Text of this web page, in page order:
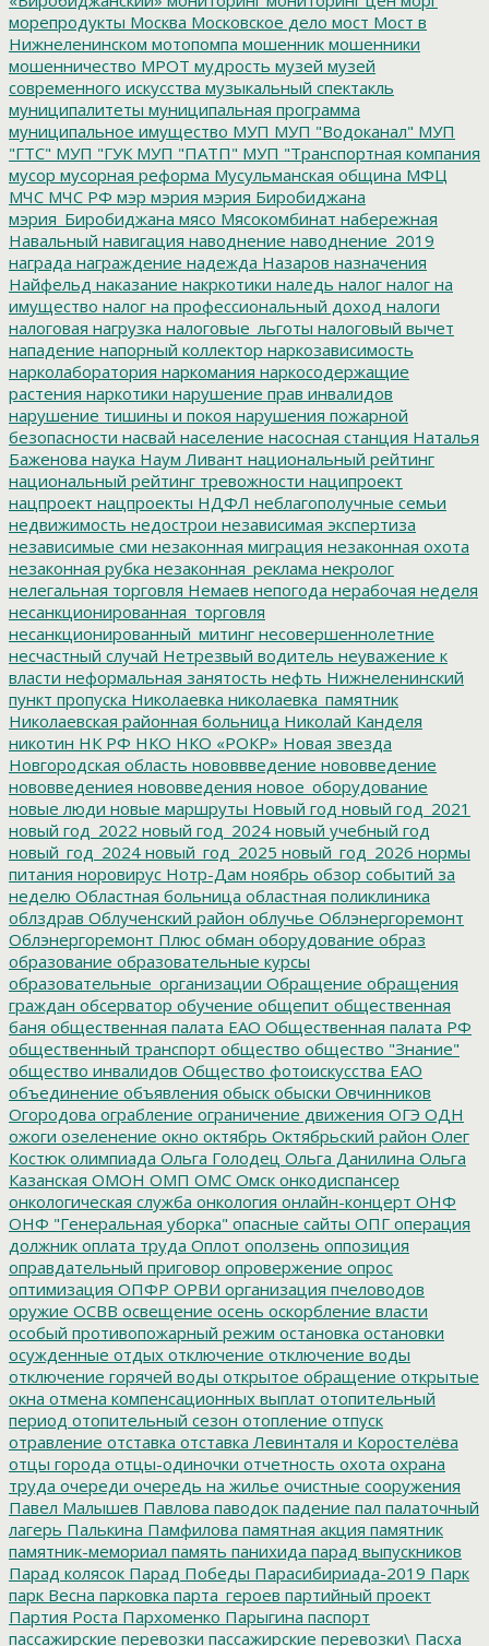
морепродукты Москва Московское дело мост Мост в
Нижнеленинском мотопомпа мошенник мошенники
мошенничество МРОТ мудрость музей музей
современного искусства музыкальный спектакль
муниципалитеты муниципальная программа
муниципальное имущество МУП МУП "Водоканал" МУП
"ГТС" МУП "ГУК МУП "ПАТП" МУП "Транспортная компания
мусор мусорная реформа Мусульманская община МФЦ
МЧС МЧС РФ мэр мэрия мэрия Биробиджана
мэрия_Биробиджана мясо Мясокомбинат набережная
Навальный навигация наводнение наводнение_2019
награда награждение надежда Назаров назначения
Найфельд наказание накркотики наледь налог налог на
имущество налог на профессиональный доход налоги
налоговая нагрузка налоговые_льготы налоговый вычет
нападение напорный коллектор наркозависимость
нарколаборатория наркомания наркосодержащие
растения наркотики нарушение прав инвалидов
нарушение тишины и покоя нарушения пожарной
безопасности насвай население насосная станция Наталья
Баженова наука Наум Ливант национальный рейтинг
национальный рейтинг тревожности наципроект
нацпроект нацпроекты НДФЛ неблагополучные семьи
недвижимость недострои независимая экспертиза
независимые сми незаконная миграция незаконная охота
незаконная рубка незаконная_реклама некролог
нелегальная торговля Немаев непогода нерабочая неделя
несанкционированная_торговля
несанкционированный_митинг несовершеннолетние
несчастный случай Нетрезвый водитель неуважение к
власти неформальная занятость нефть Нижнеленинский
пункт пропуска Николаевка николаевка_памятник
Николаевская районная больница Николай Канделя
никотин НК РФ НКО НКО «РОКР» Новая звезда
Новгородская область нововвведение нововведение
нововведениея нововведения новое_оборудование
новые люди новые маршруты Новый год новый год_2021
новый год_2022 новый год_2024 новый учебный год
новый_год_2024 новый_год_2025 новый_год_2026 нормы
питания норовирус Нотр-Дам ноябрь обзор событий за
неделю Областная больница областная поликлиника
облздрав Облученский район облучье Облэнергоремонт
Облэнергоремонт Плюс обман оборудование образ
образование образовательные курсы
образовательные_организации Обращение обращения
граждан обсерватор обучение общепит общественная
баня общественная палата ЕАО Общественная палата РФ
общественный транспорт общество общество "Знание"
общество инвалидов Общество фотоискусства ЕАО
объединение объявления обыск обыски Овчинников
Огородова ограбление ограничение движения ОГЭ ОДН
ожоги озеленение окно октябрь Октябрьский район Олег
Костюк олимпиада Ольга Голодец Ольга Данилина Ольга
Казанская ОМОН ОМП ОМС Омск онкодиспансер
онкологическая служба онкология онлайн-концерт ОНФ
ОНФ "Генеральная уборка" опасные сайты ОПГ операция
должник оплата труда Оплот оползень оппозиция
оправдательный приговор опровержение опрос
оптимизация ОПФР ОРВИ организация пчеловодов
оружие ОСВВ освещение осень оскорбление власти
особый противопожарный режим остановка остановки
осужденные отдых отключение отключение воды
отключение горячей воды открытое обращение открытые
окна отмена компенсационных выплат отопительный
период отопительный сезон отопление отпуск
отравление отставка отставка Левинталя и Коростелёва
отцы города отцы-одиночки отчетность охота охрана
труда очереди очередь на жилье очистные сооружения
Павел Малышев Павлова паводок падение пал палаточный
лагерь Палькина Памфилова памятная акция памятник
памятник-мемориал память панихида парад выпускников
Парад колясок Парад Победы Парасибириада-2019 Парк
парк Весна парковка парта_героев партийный проект
Партия Роста Пархоменко Парыгина паспорт
пассажирские перевозки пассажирские перевозки\ Пасха